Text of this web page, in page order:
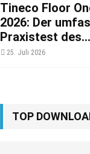
Tineco Floor
2026: Der
Praxistest des...
25. Juli 2026
TOP